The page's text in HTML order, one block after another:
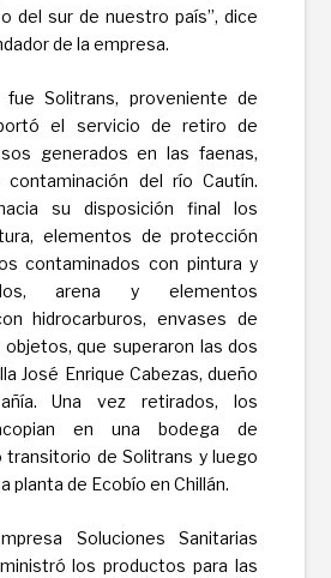
del sur de nuestro país”, dice
de la empresa.
Solitrans, proveniente de
el servicio de retiro de
generados en las faenas,
contaminación del río Cautín.
su disposición final los
elementos de protección
contaminados con pintura y
arena y elementos
hidrocarburos, envases de
que superaron las dos
José Enrique Cabezas, dueño
Una vez retirados, los
en una bodega de
transitorio de Solitrans y luego
planta de Ecobío en Chillán.
Soluciones Sanitarias
los productos para las